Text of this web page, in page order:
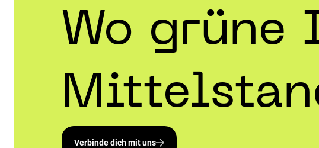
Wo grüne
Verbinde dich mit uns